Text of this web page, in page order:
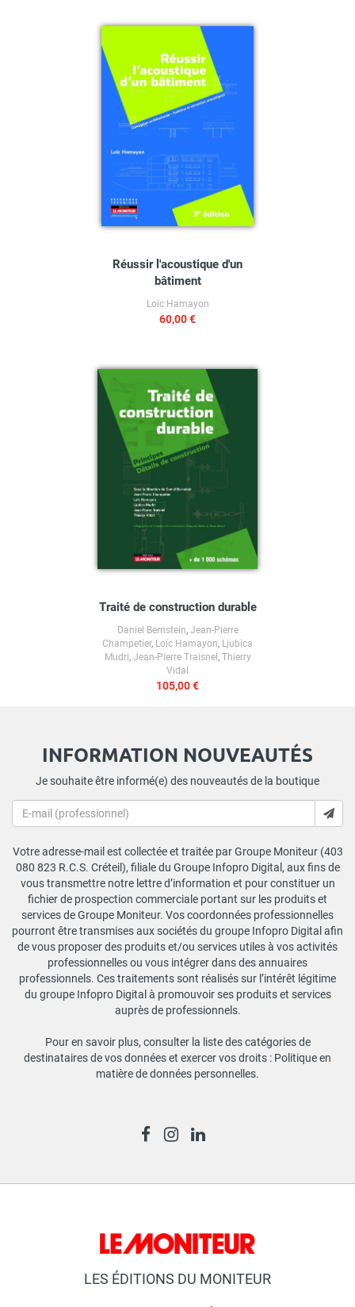
Réussir l'acoustique d'un
bâtiment
Loïc Hamayon
60,00 €
Traité de construction durable
Daniel Bernstein, Jean-Pierre
Champetier, Loïc Hamayon, Ljubica
Mudri, Jean-Pierre Traisnel , Thierry
Vidal
105,00 €
INFORMATION NOUVEAUTÉS
Je souhaite être informé(e) des nouveautés de la boutique
Votre adresse-mail est collectée et traitée par Groupe Moniteur (403
080 823 R.C.S. Créteil), filiale du Groupe Infopro Digital, aux fins de
vous transmettre notre lettre d’information et pour constituer un
fichier de prospection commerciale portant sur les produits et
services de Groupe Moniteur. Vos coordonnées professionnelles
pourront être transmises aux sociétés du groupe Infopro Digital afin
de vous proposer des produits et/ou services utiles à vos activités
professionnelles ou vous intégrer dans des annuaires
professionnels. Ces traitements sont réalisés sur l’intérêt légitime
du groupe Infopro Digital à promouvoir ses produits et services
auprès de professionnels.
Pour en savoir plus, consulter la liste des catégories de
destinataires de vos données et exercer vos droits : Politique en
matière de données personnelles.
LES ÉDITIONS DU MONITEUR